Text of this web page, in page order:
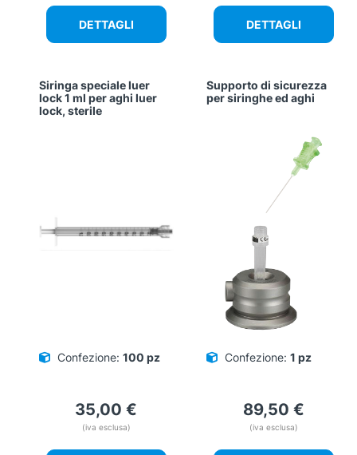
DETTAGLI DETTAGLI
Siringa speciale luer
lock 1 ml per aghi luer
lock, sterile
Confezione: 100 pz
35,00 €
(iva esclusa)
Supporto di sicurezza
per siringhe ed aghi
Confezione: 1 pz
89,50 €
(iva esclusa)